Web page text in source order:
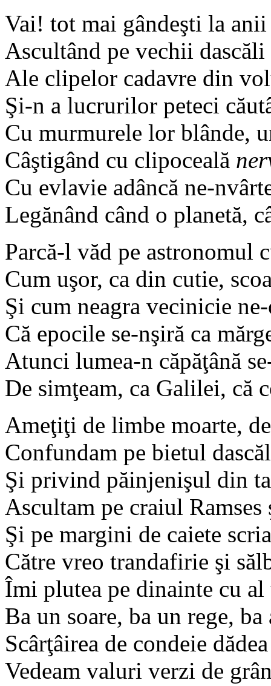
Vai! tot mai gândeşti la
Ascultând pe vechii
Ale clipelor cadavre din
Şi-n a lucrurilor peteci
Cu murmurele lor blânde,
Câştigând cu clipoceală
Cu evlavie adâncă ne-
Legănând când o planetă,
Parcă-l văd pe astronomul
Cum uşor, ca din cutie,
Şi cum neagra vecinicie
Că epocile se-nşiră ca
Atunci lumea-n căpăţână
De simţeam, ca Galilei, că
Ameţiţi de limbe moarte,
Confundam pe bietul
Şi privind păinjenişul din
Ascultam pe craiul
Şi pe margini de caiete
Către vreo trandafirie şi
Îmi plutea pe dinainte cu
Ba un soare, ba un rege,
Scârţâirea de condeie
Vedeam valuri verzi de